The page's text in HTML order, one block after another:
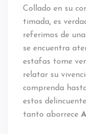
Collado en su
timada, es
referimos de
se encuentra
estafas tome
relatar su
comprenda
estos
tanto aborrece